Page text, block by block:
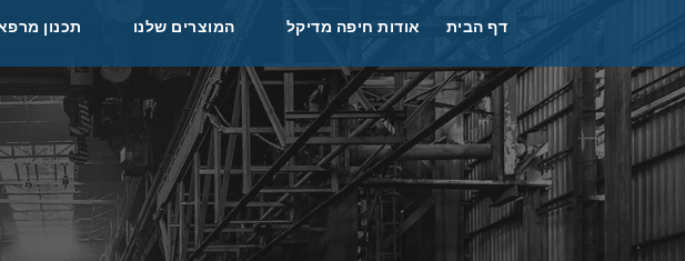
דף הבית אודות חיפה מדיקל המוצרים שלנו תכנון